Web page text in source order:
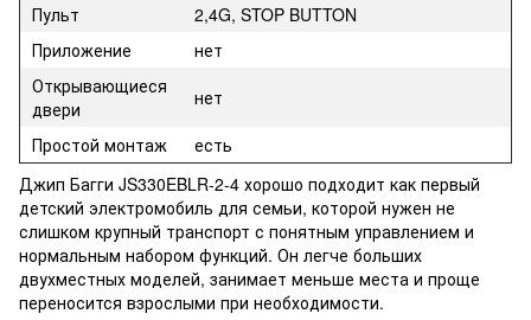
Пульт
2,4G, STOP BUTTON
Приложение
нет
Открывающиеся
двери
нет
Простой монтаж
есть
Джип Багги JS330EBLR-2-4 хорошо подходит как первый
детский электромобиль для семьи, которой нужен не
слишком крупный транспорт с понятным управлением и
нормальным набором функций. Он легче больших
двухместных моделей, занимает меньше места и проще
переносится взрослыми при необходимости.